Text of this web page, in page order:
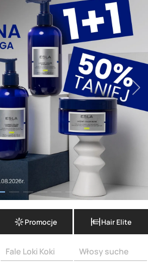
Promocje Hair Elite
Fale Loki Koki Włosy suche